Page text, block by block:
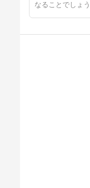
なることでしょう